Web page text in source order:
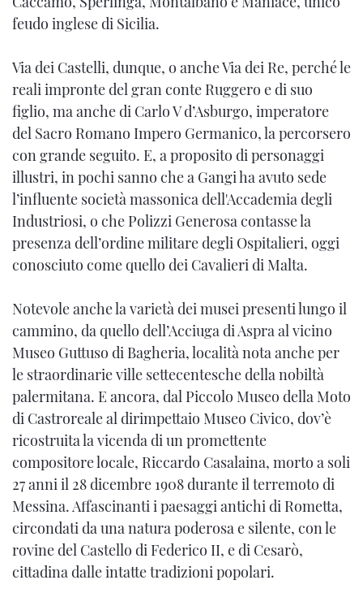
feudo inglese di Sicilia.
Via dei Castelli, dunque, o anche Via dei Re, perché le
reali impronte del gran conte Ruggero e di suo
figlio, ma anche di Carlo V d’Asburgo, imperatore
del Sacro Romano Impero Germanico, la percorsero
con grande seguito. E, a proposito di personaggi
illustri, in pochi sanno che a Gangi ha avuto sede
l’influente società massonica dell'Accademia degli
Industriosi, o che Polizzi Generosa contasse la
presenza dell’ordine militare degli Ospitalieri, oggi
conosciuto come quello dei Cavalieri di Malta.
Notevole anche la varietà dei musei presenti lungo il
cammino, da quello dell’Acciuga di Aspra al vicino
Museo Guttuso di Bagheria, località nota anche per
le straordinarie ville settecentesche della nobiltà
palermitana. E ancora, dal Piccolo Museo della Moto
di Castroreale al dirimpettaio Museo Civico, dov’è
ricostruita la vicenda di un promettente
compositore locale, Riccardo Casalaina, morto a soli
27 anni il 28 dicembre 1908 durante il terremoto di
Messina. Affascinanti i paesaggi antichi di Rometta,
circondati da una natura poderosa e silente, con le
rovine del Castello di Federico II, e di Cesarò,
cittadina dalle intatte tradizioni popolari.